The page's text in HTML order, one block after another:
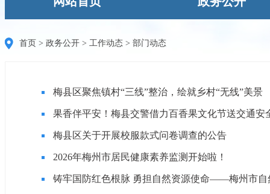
首页 > 政务公开 > 工作动态 > 部门动态
梅县区聚焦镇村“三线”整治，绘就乡村“无线”美景
果香伴平安！梅县交警借力百香果文化节送交通安
梅县区关于开展校服款式问卷调查的公告
2026年梅州市居民健康素养监测开始啦！
铸牢国防红色根脉 勇担自然资源使命——梅州市自